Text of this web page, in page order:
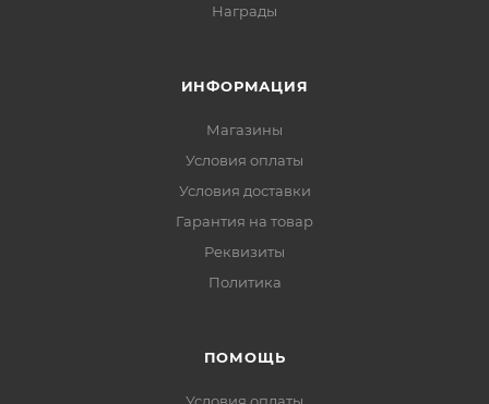
Награды
ИНФОРМАЦИЯ
Магазины
Условия оплаты
Условия доставки
Гарантия на товар
Реквизиты
Политика
ПОМОЩЬ